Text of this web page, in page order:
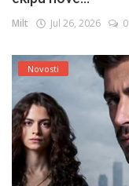
Milt Jul 26, 2026 0
Novosti